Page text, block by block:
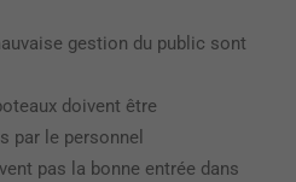
gestion du public sont
doivent être
par le personnel
pas la bonne entrée dans